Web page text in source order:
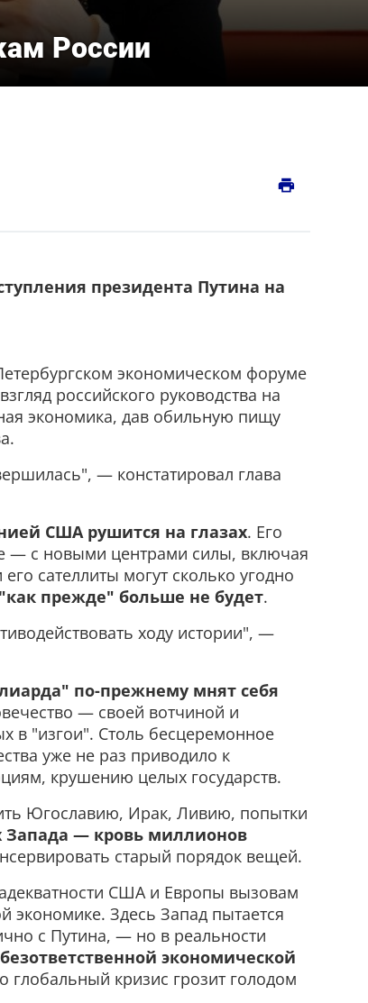
России
print
президента Путина на
экономическом форуме
российского руководства на
экономика, дав обильную пищу
— констатировал глава
США рушится на глазах. Его
— с новыми центрами силы, включая
сателлиты могут сколько угодно
прежде" больше не будет.
ходу истории", —
по-прежнему мнят себя
— своей вотчиной и
в "изгои". Столь бесцеремонное
уже не раз приводило к
крушению целых государств.
Югославию, Ирак, Ливию, попытки
Запада — кровь миллионов
старый порядок вещей.
США и Европы вызовам
экономике. Здесь Запад пытается
с Путина, — но в реальности
экономической
кризис грозит голодом